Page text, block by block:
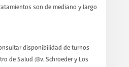
son de mediano y largo
disponibilidad de turnos
de Salud (Bv. Schroeder y Los